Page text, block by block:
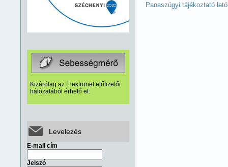
Kizárólag az Elektronet előfizetői
hálózatából érhető el.
Levelezés
E-mail cím
Jelszó
Panaszügyi tájékoztató